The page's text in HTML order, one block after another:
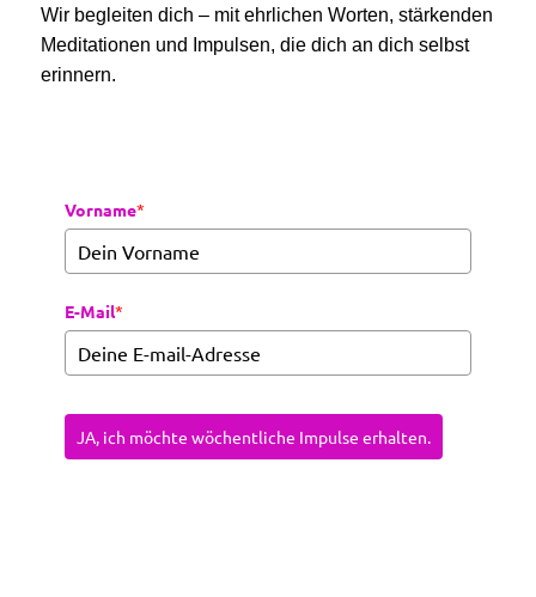
Wir begleiten dich – mit ehrlichen Worten, stärkenden
Meditationen und Impulsen, die dich an dich selbst
erinnern.
Vorname*
E-Mail*
JA, ich möchte wöchentliche Impulse erhalten.